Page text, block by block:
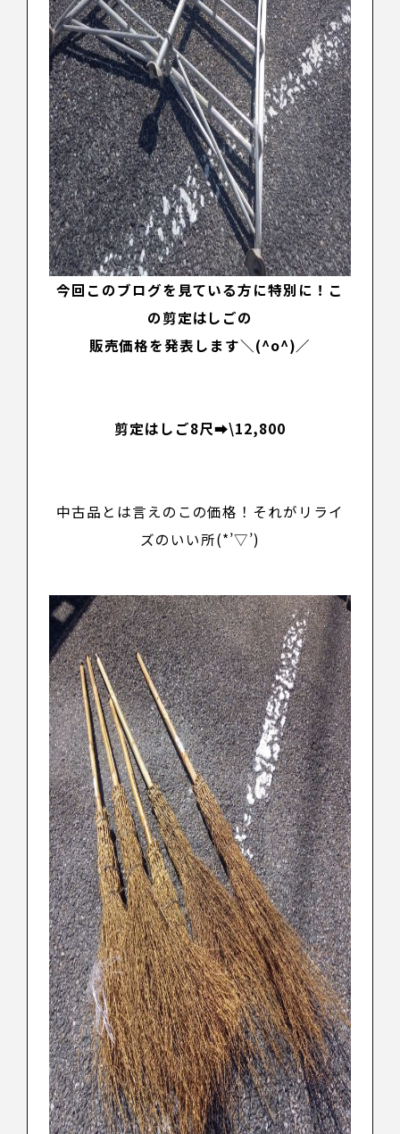
今回このブログを見ている方に特別に！こ
の剪定はしごの
販売価格を発表します＼(^o^)／
剪定はしご8尺➡\12,800
中古品とは言えのこの価格！それがリライ
ズのいい所(*’▽’)